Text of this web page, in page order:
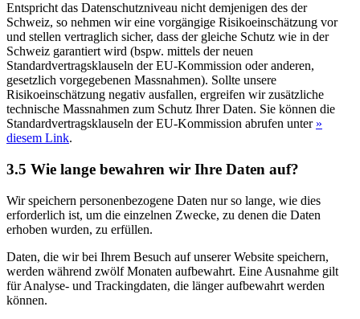
Entspricht das Datenschutzniveau nicht demjenigen des der
Schweiz, so nehmen wir eine vorgängige Risikoeinschätzung vor
und stellen vertraglich sicher, dass der gleiche Schutz wie in der
Schweiz garantiert wird (bspw. mittels der neuen
Standardvertragsklauseln der EU-Kommission oder anderen,
gesetzlich vorgegebenen Massnahmen). Sollte unsere
Risikoeinschätzung negativ ausfallen, ergreifen wir zusätzliche
technische Massnahmen zum Schutz Ihrer Daten. Sie können die
Standardvertragsklauseln der EU-Kommission abrufen unter »
diesem Link.
3.5 Wie lange bewahren wir Ihre Daten auf?
Wir speichern personenbezogene Daten nur so lange, wie dies
erforderlich ist, um die einzelnen Zwecke, zu denen die Daten
erhoben wurden, zu erfüllen.
Daten, die wir bei Ihrem Besuch auf unserer Website speichern,
werden während zwölf Monaten aufbewahrt. Eine Ausnahme gilt
für Analyse- und Trackingdaten, die länger aufbewahrt werden
können.